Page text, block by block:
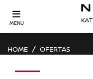
MENU
HOME OFERTAS